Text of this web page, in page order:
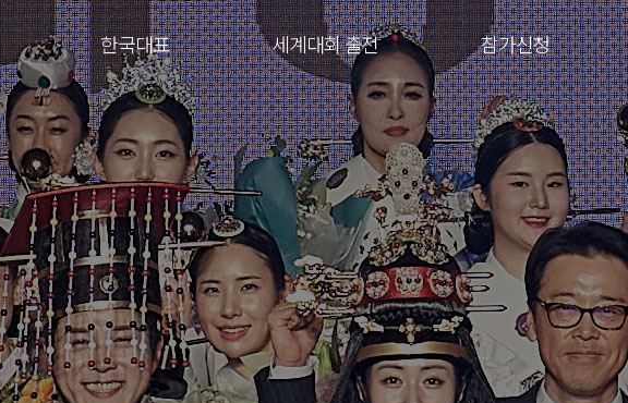
한국대표 세계대회 출전 참가신청